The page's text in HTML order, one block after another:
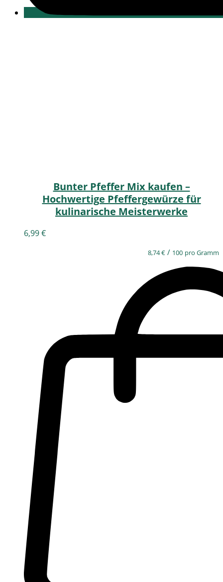
Bunter Pfeffer Mix kaufen –
Hochwertige Pfeffergewürze für
kulinarische Meisterwerke
6,99€
8,74€ / 100 pro Gramm